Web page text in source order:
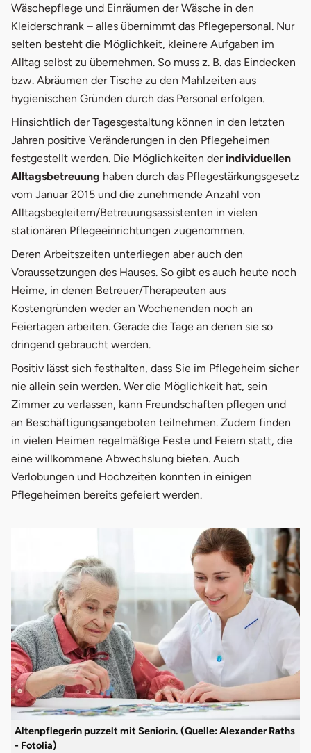
Wäschepflege und Einräumen der Wäsche in den
Kleiderschrank – alles übernimmt das Pflegepersonal. Nur
selten besteht die Möglichkeit, kleinere Aufgaben im
Alltag selbst zu übernehmen. So muss z. B. das Eindecken
bzw. Abräumen der Tische zu den Mahlzeiten aus
hygienischen Gründen durch das Personal erfolgen.
Hinsichtlich der Tagesgestaltung können in den letzten
Jahren positive Veränderungen in den Pflegeheimen
festgestellt werden. Die Möglichkeiten der individuellen
Alltagsbetreuung haben durch das Pflegestärkungsgesetz
vom Januar 2015 und die zunehmende Anzahl von
Alltagsbegleitern/Betreuungsassistenten in vielen
stationären Pflegeeinrichtungen zugenommen.
Deren Arbeitszeiten unterliegen aber auch den
Voraussetzungen des Hauses. So gibt es auch heute noch
Heime, in denen Betreuer/Therapeuten aus
Kostengründen weder an Wochenenden noch an
Feiertagen arbeiten. Gerade die Tage an denen sie so
dringend gebraucht werden.
Positiv lässt sich festhalten, dass Sie im Pflegeheim sicher
nie allein sein werden. Wer die Möglichkeit hat, sein
Zimmer zu verlassen, kann Freundschaften pflegen und
an Beschäftigungsangeboten teilnehmen. Zudem finden
in vielen Heimen regelmäßige Feste und Feiern statt, die
eine willkommene Abwechslung bieten. Auch
Verlobungen und Hochzeiten konnten in einigen
Pflegeheimen bereits gefeiert werden.
Altenpflegerin puzzelt mit Seniorin. (Quelle: Alexander Raths
- Fotolia)